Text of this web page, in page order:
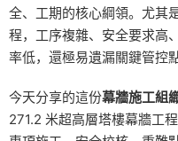
全、工期的核心綱領。尤其
程，工序複雜、安全要求高
率低，還極易遺漏關鍵管控點
今天分享的這份幕牆施工組
271.2 米超高層塔樓幕牆工